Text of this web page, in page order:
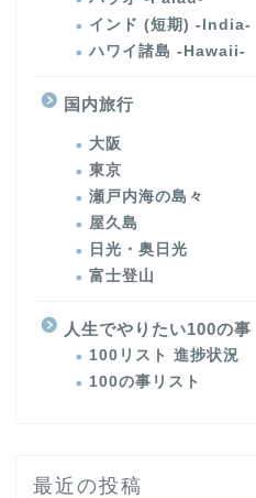
インド (短期) -India-
ハワイ諸島 -Hawaii-
国内旅行
大阪
東京
瀬戸内海の島々
屋久島
日光・奥日光
富士登山
人生でやりたい100の事
100リスト 進捗状況
100の事リスト
最近の投稿